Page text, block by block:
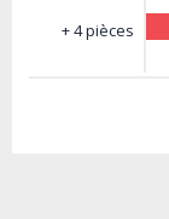
+ 4 pièces